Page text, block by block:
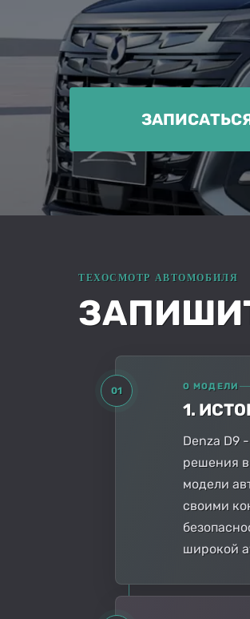
01 О МОДЕЛИ
1.
Denza D9
решения
модели
своими
широкой